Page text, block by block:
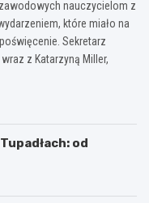
nauczycielom z
które miało na
Sekretarz
z Katarzyną Miller,
od